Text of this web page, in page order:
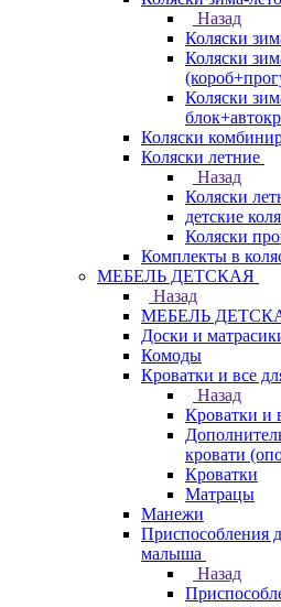
Назад
Коляски
Коляски
Коляски
Коляски
Коляски летние
Назад
Коляски
детские
Коляски
Комплекты в
МЕБЕЛЬ ДЕТСКАЯ
Назад
МЕБЕЛЬ
Доски и
Комоды
Кроватки и все
Назад
Кроватки и
кровати
Кроватки
Матрацы
Манежи
Приспособления
малыша
Назад